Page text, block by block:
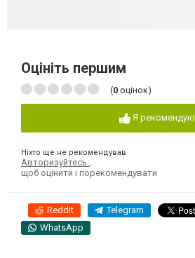
Оцініть першим
(0 оцінок)
Я рекомендую
Ніхто ще не рекомендував
Авторизуйтесь
щоб оцінити і порекомендувати
Reddit Telegram
WhatsApp